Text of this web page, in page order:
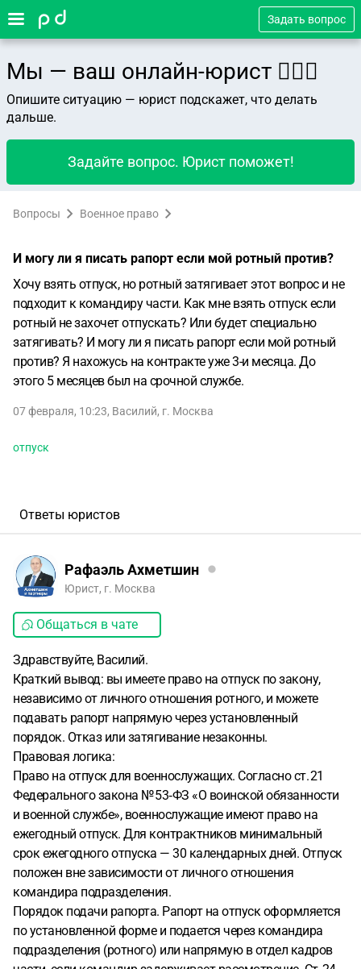
Задать вопрос
Мы — ваш онлайн-юрист 👨🏻‍⚖️
Опишите ситуацию — юрист подскажет, что делать
дальше.
Задайте вопрос. Юрист поможет!
Вопросы Военное право
И могу ли я писать рапорт если мой ротный против?
Хочу взять отпуск, но ротный затягивает этот вопрос и не
подходит к командиру части. Как мне взять отпуск если
ротный не захочет отпускать? Или будет специально
затягивать? И могу ли я писать рапорт если мой ротный
против? Я нахожусь на контракте уже 3-и месяца. До
этого 5 месяцев был на срочной службе.
07 февраля, 10:23, Василий, г. Москва
отпуск
Ответы юристов
Рафаэль Ахметшин
Юрист, г. Москва
Общаться в чате
Здравствуйте, Василий.
Краткий вывод: вы имеете право на отпуск по закону,
независимо от личного отношения ротного, и можете
подавать рапорт напрямую через установленный
порядок. Отказ или затягивание незаконны.
Правовая логика:
Право на отпуск для военнослужащих. Согласно ст. 21
Федерального закона № 53‑ФЗ «О воинской обязанности
и военной службе», военнослужащие имеют право на
ежегодный отпуск. Для контрактников минимальный
срок ежегодного отпуска — 30 календарных дней. Отпуск
положен вне зависимости от личного отношения
командира подразделения.
Порядок подачи рапорта. Рапорт на отпуск оформляется
по установленной форме и подается через командира
подразделения (ротного) или напрямую в отдел кадров